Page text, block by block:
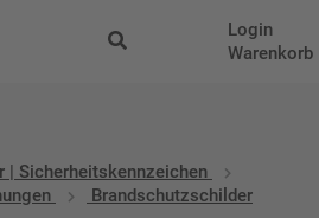
Login
Warenkorb
| Sicherheitskennzeichen
Brandschutzschilder